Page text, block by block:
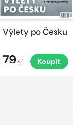
Výlety po Česku
79 Kč Koupit